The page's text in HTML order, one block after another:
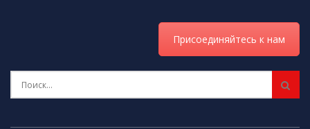
Присоединяйтесь к нам